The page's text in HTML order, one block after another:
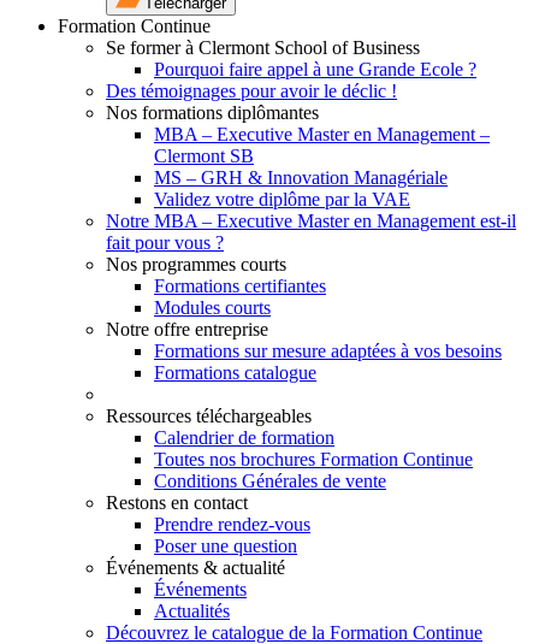
Formation Continue
Se former à Clermont School of Business
Pourquoi faire appel à une Grande Ecole ?
Des témoignages pour avoir le déclic !
Nos formations diplômantes
MBA – Executive Master en Management –
Clermont SB
MS – GRH & Innovation Managériale
Validez votre diplôme par la VAE
Notre MBA – Executive Master en Management est-il
fait pour vous ?
Nos programmes courts
Formations certifiantes
Modules courts
Notre offre entreprise
Formations sur mesure adaptées à vos besoins
Formations catalogue
Ressources téléchargeables
Calendrier de formation
Toutes nos brochures Formation Continue
Conditions Générales de vente
Restons en contact
Prendre rendez-vous
Poser une question
Événements & actualité
Événements
Actualités
Découvrez le catalogue de la Formation Continue